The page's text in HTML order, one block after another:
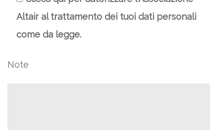
Altair al trattamento dei tuoi dati personali
come da legge.
Note